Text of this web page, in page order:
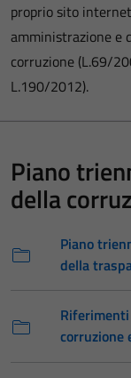
proprio sito
amministrazione e
corruzione (L.69/
L.190/2012).
Piano
della
Piano
della
corruzione